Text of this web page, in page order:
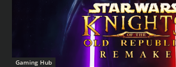
Gaming Hub